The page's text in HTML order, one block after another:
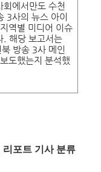
에서만도 수천
3사의 뉴스 아이
역별 미디어 이슈
. 해당 보고서는
방송 3사 메인
도했는지 분석했
리포트 기사 분류